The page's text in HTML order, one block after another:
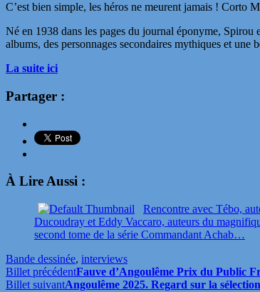
C’est bien simple, les héros ne meurent jamais ! Corto
Né en 1938 dans les pages du journal éponyme, Spirou
albums, des personnages secondaires mythiques et
La suite ici
Partager :
À Lire Aussi :
Rencontre avec Tébo,
Ducoudray et Eddy Vaccaro, auteurs du
second tome de la série Commandant Achab…
Bande dessinée, interviews
Billet précédentFauve d’Angoulême Prix du Public
Billet suivantAngoulême 2025. Regard sur la